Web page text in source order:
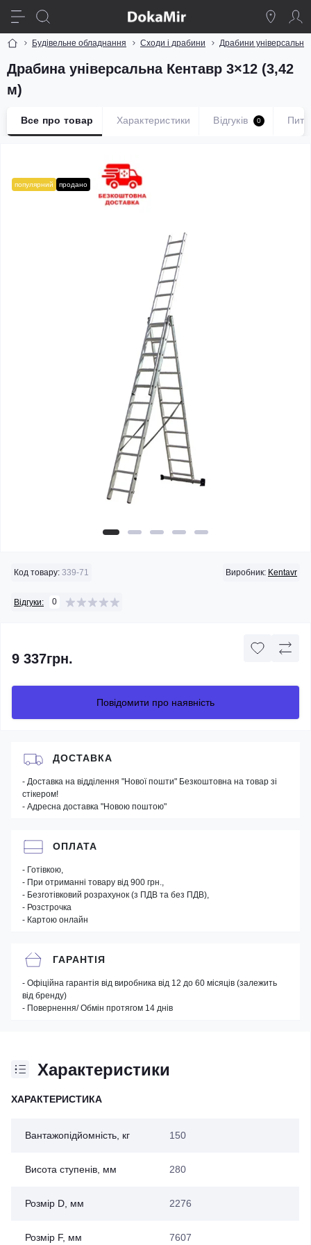
Будівельне обладнання Сходи і драбини Драбини універсальні
Драбина універсальна Кентавр 3×12 (3,42
м)
Все про товар Характеристики Відгуків 0
популярний продано
Код товару: 339-71 Виробник: Kentavr
Відгуки: 0
9 337грн.
Повідомити про наявність
Характеристики
ХАРАКТЕРИСТИКА
Вантажопідйомність, кг 150
Висота ступенів, мм 280
Розмір D, мм 2276
Розмір F, мм 7607
ДОСТАВКА
- Доставка на відділення "Нової пошти" Безкоштовна на товар зі
стікером!
- Адресна доставка "Новою поштою"
ОПЛАТА
- Готівкою,
- При отриманні товару від 900 грн.,
- Безготівковий розрахунок (з ПДВ та без ПДВ),
- Розстрочка
- Картою онлайн
ГАРАНТІЯ
- Офіційна гарантія від виробника від 12 до 60 місяців (залежить
від бренду)
- Повернення/ Обмін протягом 14 днів